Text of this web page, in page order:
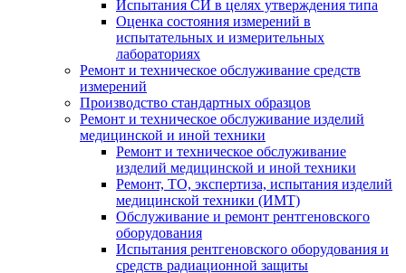
Испытания СИ в целях утверждения типа
Оценка состояния измерений в
испытательных и измерительных
лабораториях
Ремонт и техническое обслуживание средств
измерений
Производство стандартных образцов
Ремонт и техническое обслуживание изделий
медицинской и иной техники
Ремонт и техническое обслуживание
изделий медицинской и иной техники
Ремонт, ТО, экспертиза, испытания изделий
медицинской техники (ИМТ)
Обслуживание и ремонт рентгеновского
оборудования
Испытания рентгеновского оборудования и
средств радиационной защиты